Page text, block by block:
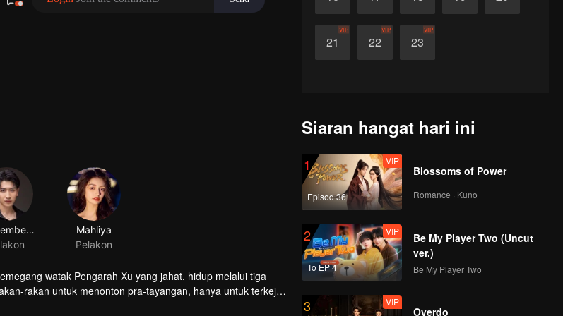
21
VIP
22
VIP
23
VIP
watak Pengarah Xu yang jahat, hidup melalui tiga
rakan untuk menonton pra-tayangan, hanya untuk terkejut
dan berdepan dengan pengeluar yang sombongnya
Siaran hangat hari ini
1
Episod 36
VIP
Blossoms of Power
Romance · Kuno
2
To EP 4
VIP
Be My Player Two (Uncut
ver.)
Be My Player Two
3 VIP
Overdo